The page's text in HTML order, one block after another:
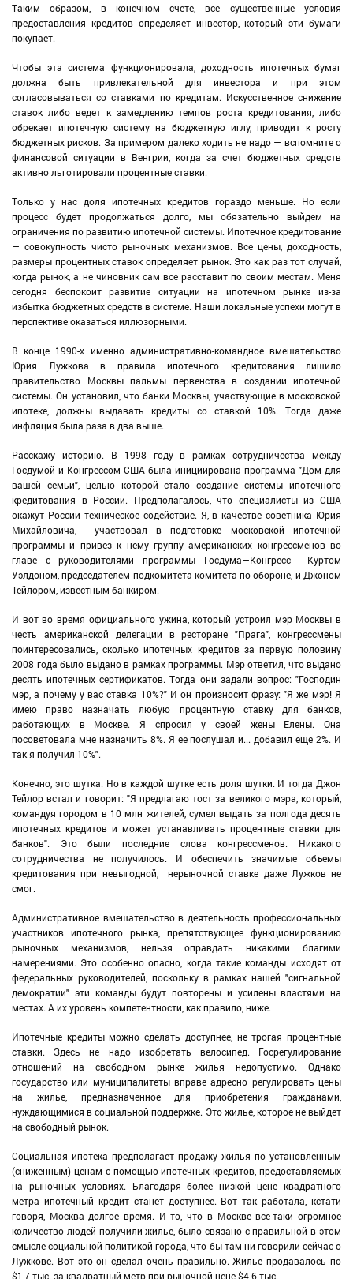
Таким образом, в конечном счете, все существенные условия
предоставления кредитов определяет инвестор, который эти бумаги
покупает.
Чтобы эта система функционировала, доходность ипотечных бумаг
должна быть привлекательной для инвестора и при этом
согласовываться со ставками по кредитам. Искусственное снижение
ставок либо ведет к замедлению темпов роста кредитования, либо
обрекает ипотечную систему на бюджетную иглу, приводит к росту
бюджетных рисков. За примером далеко ходить не надо — вспомните о
финансовой ситуации в Венгрии, когда за счет бюджетных средств
активно льготировали процентные ставки.
Только у нас доля ипотечных кредитов гораздо меньше. Но если
процесс будет продолжаться долго, мы обязательно выйдем на
ограничения по развитию ипотечной системы. Ипотечное кредитование
— совокупность чисто рыночных механизмов. Все цены, доходность,
размеры процентных ставок определяет рынок. Это как раз тот случай,
когда рынок, а не чиновник сам все расставит по своим местам. Меня
сегодня беспокоит развитие ситуации на ипотечном рынке из-за
избытка бюджетных средств в системе. Наши локальные успехи могут в
перспективе оказаться иллюзорными.
В конце 1990-х именно административно-командное вмешательство
Юрия Лужкова в правила ипотечного кредитования лишило
правительство Москвы пальмы первенства в создании ипотечной
системы. Он установил, что банки Москвы, участвующие в московской
ипотеке, должны выдавать кредиты со ставкой 10%. Тогда даже
инфляция была раза в два выше.
Расскажу историю. В 1998 году в рамках сотрудничества между
Госдумой и Конгрессом США была инициирована программа "Дом для
вашей семьи", целью которой стало создание системы ипотечного
кредитования в России. Предполагалось, что специалисты из США
окажут России техническое содействие. Я, в качестве советника Юрия
Михайловича, участвовал в подготовке московской ипотечной
программы и привез к нему группу американских конгрессменов во
главе с руководителями программы Госдума—Конгресс Куртом
Уэлдоном, председателем подкомитета комитета по обороне, и Джоном
Тейлором, известным банкиром.
И вот во время официального ужина, который устроил мэр Москвы в
честь американской делегации в ресторане "Прага", конгрессмены
поинтересовались, сколько ипотечных кредитов за первую половину
2008 года было выдано в рамках программы. Мэр ответил, что выдано
десять ипотечных сертификатов. Тогда они задали вопрос: "Господин
мэр, а почему у вас ставка 10%?" И он произносит фразу: "Я же мэр! Я
имею право назначать любую процентную ставку для банков,
работающих в Москве. Я спросил у своей жены Елены. Она
посоветовала мне назначить 8%. Я ее послушал и... добавил еще 2%. И
так я получил 10%".
Конечно, это шутка. Но в каждой шутке есть доля шутки. И тогда Джон
Тейлор встал и говорит: "Я предлагаю тост за великого мэра, который,
командуя городом в 10 млн жителей, сумел выдать за полгода десять
ипотечных кредитов и может устанавливать процентные ставки для
банков". Это были последние слова конгрессменов. Никакого
сотрудничества не получилось. И обеспечить значимые объемы
кредитования при невыгодной, нерыночной ставке даже Лужков не
смог.
Административное вмешательство в деятельность профессиональных
участников ипотечного рынка, препятствующее функционированию
рыночных механизмов, нельзя оправдать никакими благими
намерениями. Это особенно опасно, когда такие команды исходят от
федеральных руководителей, поскольку в рамках нашей "сигнальной
демократии" эти команды будут повторены и усилены властями на
местах. А их уровень компетентности, как правило, ниже.
Ипотечные кредиты можно сделать доступнее, не трогая процентные
ставки. Здесь не надо изобретать велосипед. Госрегулирование
отношений на свободном рынке жилья недопустимо. Однако
государство или муниципалитеты вправе адресно регулировать цены
на жилье, предназначенное для приобретения гражданами,
нуждающимися в социальной поддержке. Это жилье, которое не выйдет
на свободный рынок.
Социальная ипотека предполагает продажу жилья по установленным
(сниженным) ценам с помощью ипотечных кредитов, предоставляемых
на рыночных условиях. Благодаря более низкой цене квадратного
метра ипотечный кредит станет доступнее. Вот так работала, кстати
говоря, Москва долгое время. И то, что в Москве все-таки огромное
количество людей получили жилье, было связано с правильной в этом
смысле социальной политикой города, что бы там ни говорили сейчас о
Лужкове. Вот это он сделал очень правильно. Жилье продавалось по
$1,7 тыс. за квадратный метр при рыночной цене $4-6 тыс.